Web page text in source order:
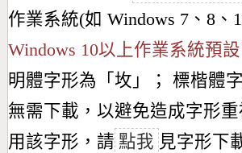
作業系統(如 Windows 7、8、
Windows 10以上作業系統預
明體字形為「 坆 」； 標楷體
無需下載，以避免造成字形
用該字形，請 點我 見字形下